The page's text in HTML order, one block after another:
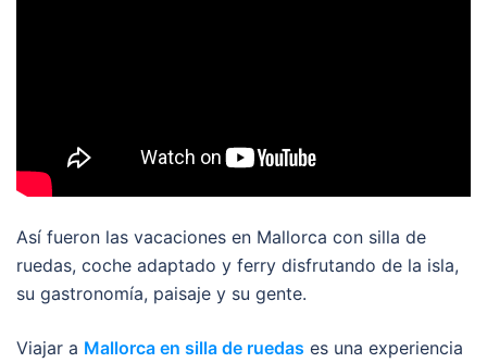
Así fueron las vacaciones en Mallorca con silla de
ruedas, coche adaptado y ferry disfrutando de la isla,
su gastronomía, paisaje y su gente.
Viajar a Mallorca en silla de ruedas es una experiencia